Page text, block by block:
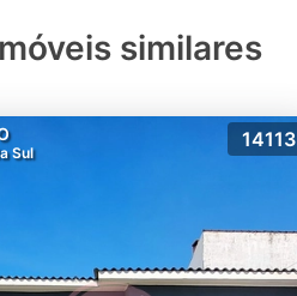
similares
Sul
14113